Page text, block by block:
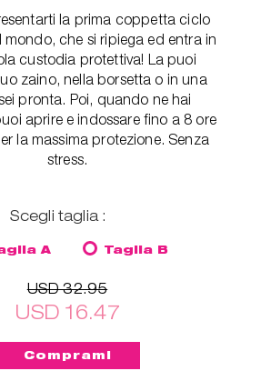
la prima coppetta ciclo
mondo, che si ripiega ed entra in
custodia protettiva! La puoi
zaino, nella borsetta o in una
pronta. Poi, quando ne hai
aprire e indossare fino a 8 ore
la massima protezione. Senza
stress.
Scegli taglia :
A Taglia B
USD 32.95
USD 16.47